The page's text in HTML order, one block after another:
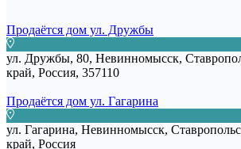
Продаётся дом ул. Дружбы
ул. Дружбы, 80, Невинномысск,
край, Россия, 357110
Продаётся дом ул. Гагарина
ул. Гагарина, Невинномысск,
край, Россия